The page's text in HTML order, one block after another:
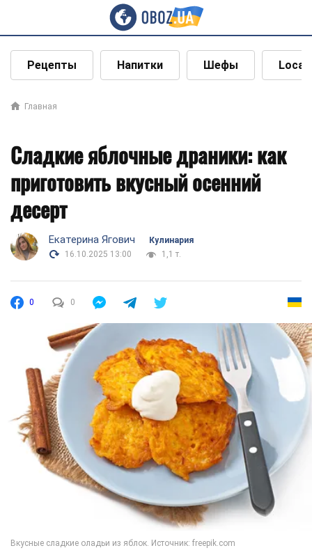
Рецепты Напитки Шефы Local
Главная
Сладкие яблочные драники: как
приготовить вкусный осенний
десерт
Екатерина Ягович
Кулинария
16.10.2025 13:00
1,1 т.
0 0